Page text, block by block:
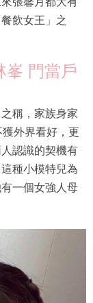
飲女王」之
峯 門當戶
稱，家族身家
外界看好，更
認識的契機有
種小模特兒為
一個女強人母